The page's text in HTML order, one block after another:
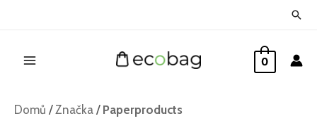
0
Domů /Značka / Paperproducts